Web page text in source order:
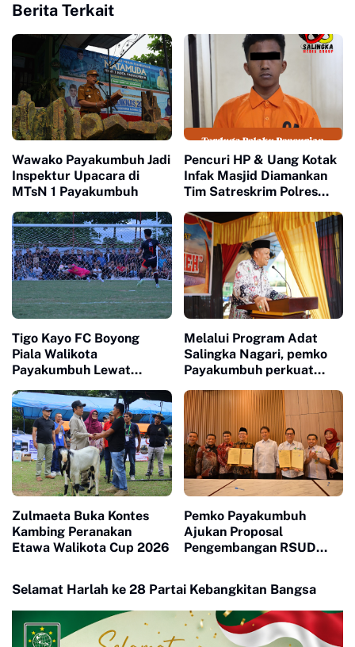
Berita Terkait
Wawako Payakumbuh Jadi
Inspektur Upacara di
MTsN 1 Payakumbuh
Pencuri HP & Uang Kotak
Infak Masjid Diamankan
Tim Satreskrim Polres
Tigo Kayo FC Boyong
Piala Walikota
Payakumbuh Lewat
Melalui Program Adat
Salingka Nagari, pemko
Payakumbuh perkuat
Budaya Minangkabau
Zulmaeta Buka Kontes
Kambing Peranakan
Etawa Walikota Cup 2026
Pemko Payakumbuh
Ajukan Proposal
Pengembangan RSUD
Selamat Harlah ke 28 Partai Kebangkitan Bangsa